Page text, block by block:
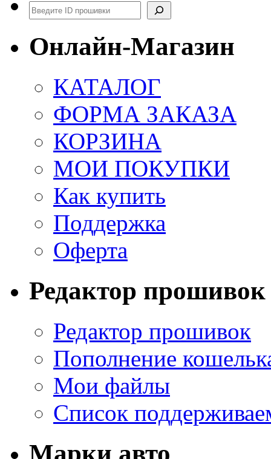
Поиск
Онлайн-Магазин
КАТАЛОГ
ФОРМА ЗАКАЗА
КОРЗИНА
МОИ ПОКУПКИ
Как купить
Поддержка
Оферта
Редактор прошивок
Редактор прошивок
Пополнение
Мои файлы
Список
Марки авто